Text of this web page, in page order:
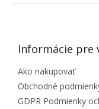
ZÁPÄTIE
Informácie pre
Ako nakupovať
Obchodné
GDPR Podmienky